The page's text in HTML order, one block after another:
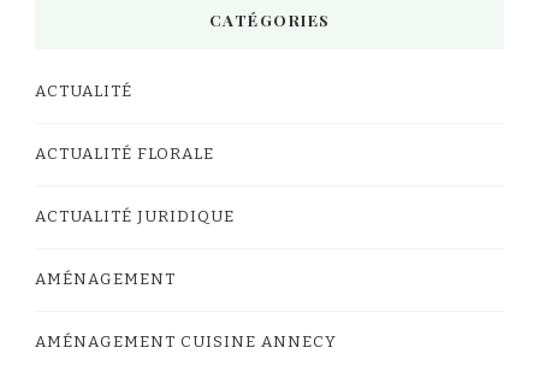
CATÉGORIES
ACTUALITÉ
ACTUALITÉ FLORALE
ACTUALITÉ JURIDIQUE
AMÉNAGEMENT
AMÉNAGEMENT CUISINE ANNECY